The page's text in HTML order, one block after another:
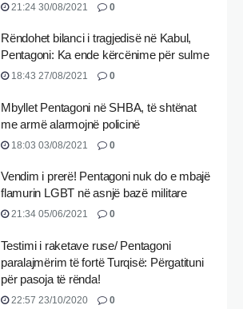
21:24 30/08/2021 0
Rëndohet bilanci i tragjedisë në Kabul,
Pentagoni: Ka ende kërcënime për sulme
18:43 27/08/2021 0
Mbyllet Pentagoni në SHBA, të shtënat
me armë alarmojnë policinë
18:03 03/08/2021 0
Vendim i prerë! Pentagoni nuk do e mbajë
flamurin LGBT në asnjë bazë militare
21:34 05/06/2021 0
Testimi i raketave ruse/ Pentagoni
paralajmërim të fortë Turqisë: Përgatituni
për pasoja të rënda!
22:57 23/10/2020 0